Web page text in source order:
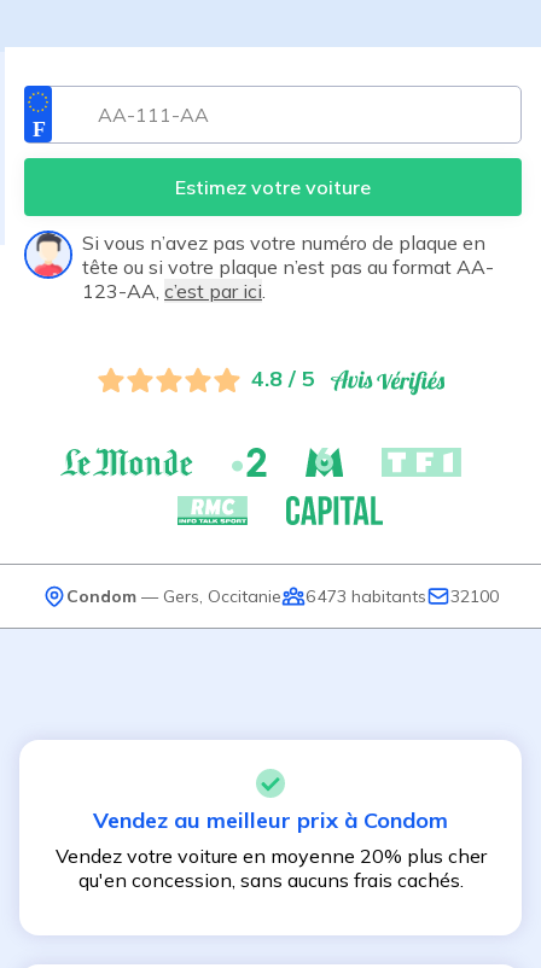
Estimez votre voiture
Si vous n’avez pas votre numéro de plaque en
tête ou si votre plaque n’est pas au format AA-
123-AA, c’est par ici
4.8 / 5
Condom — Gers Occitanie 6 473 habitants 32100
Vendez au meilleur prix à Condom
Vendez votre voiture en moyenne 20% plus cher
qu'en concession, sans aucuns frais cachés.